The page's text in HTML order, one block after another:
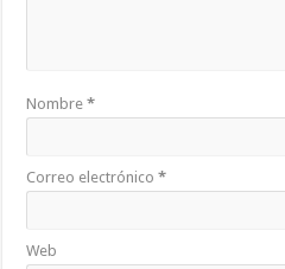
Nombre*
Correo electrónico*
Web